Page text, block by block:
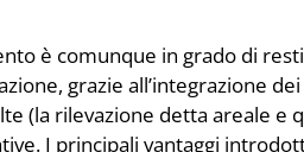
è comunque in grado di
grazie all’integrazione
(la rilevazione detta areale e
I principali vantaggi